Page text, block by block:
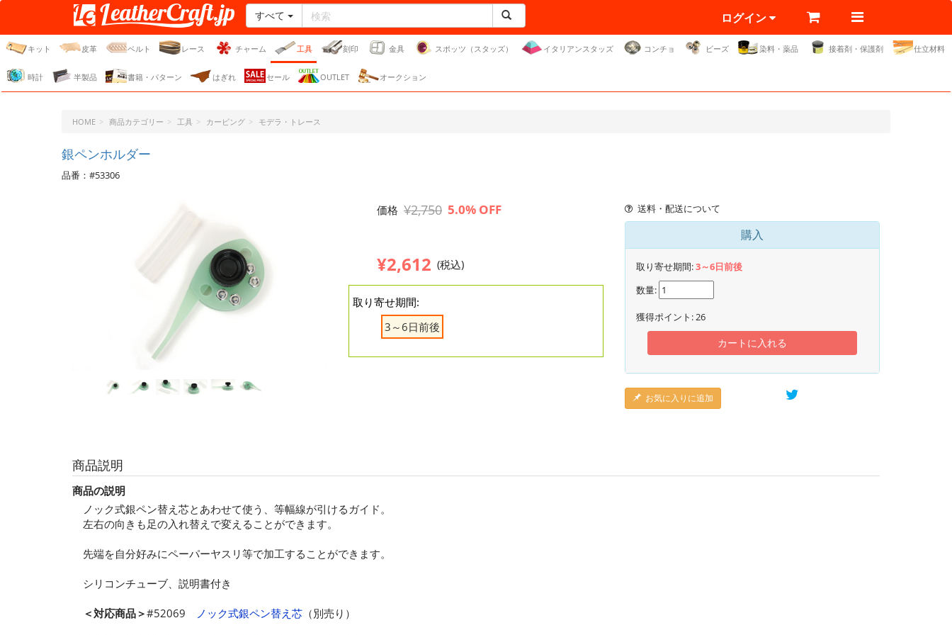
レザークラフト・ドット・
ジェーピー
すべて ログイン
キット 皮革 ベルト レース チャーム 工具 刻印 金具 スポッツ（スタッズ） イタリアンスタッズ コンチョ ビーズ 染料・薬品 接着剤・保護剤 仕立材料
時計 半製品 書籍・パターン はぎれ セール OUTLET オークション
HOME 商品カテゴリー 工具 カービング モデラ・トレース
銀ペンホルダー
品番：#53306
価格 ¥2,750 5.0% OFF
¥2,612 (税込)
取り寄せ期間:
3～6日前後
送料・配送について
購入
取り寄せ期間:3～6日前後
数量:
獲得ポイント:26
カートに入れる
お気に入りに追加
商品説明
商品の説明
ノック式銀ペン替え芯とあわせて使う、等幅線が引けるガイド。
左右の向きも足の入れ替えで変えることができます。
先端を自分好みにペーパーヤスリ等で加工することができます。
シリコンチューブ、説明書付き
＜対応商品＞#52069 ノック式銀ペン替え芯 （別売り）